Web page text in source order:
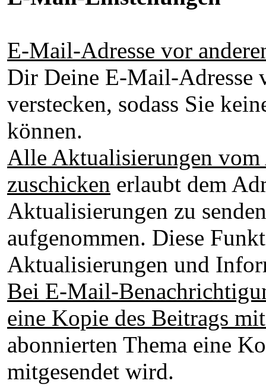
E-Mail-Adresse vor
Dir Deine E-Mail-Adresse
verstecken, sodass Sie
können.
Alle Aktualisierungen
zuschicken erlaubt dem
Aktualisierungen zu
aufgenommen. Diese
Aktualisierungen und
Bei E-Mail-
eine Kopie des Beitrags
abonnierten Thema eine
mitgesendet wird.